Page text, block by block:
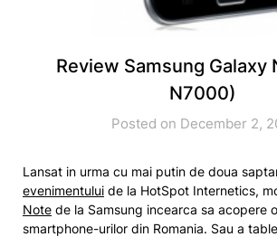
Review Samsung Galaxy
N7000)
Posted on December 2,
Lansat in urma cu mai putin de doua
evenimentului de la HotSpot Internetics,
Note de la Samsung incearca sa acopere
smartphone-urilor din Romania. Sau a